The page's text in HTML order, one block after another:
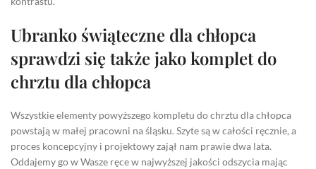
Ubranko świąteczne dla chłopca
sprawdzi się także jako komplet do
chrztu dla chłopca
Wszystkie elementy powyższego kompletu do chrztu dla chłopca
powstają w małej pracowni na śląsku. Szyte są w całości ręcznie, a
proces koncepcyjny i projektowy zajął nam prawie dwa lata.
Oddajemy go w Wasze ręce w najwyższej jakości odszycia mając